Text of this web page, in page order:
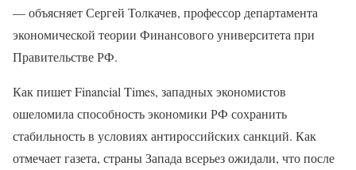
— объясняет Сергей Толкачев, профессор департамента
экономической теории Финансового университета при
Правительстве РФ.
Как пишет Financial Times, западных экономистов
ошеломила способность экономики РФ сохранить
стабильность в условиях антироссийских санкций. Как
отмечает газета, страны Запада всерьез ожидали, что после